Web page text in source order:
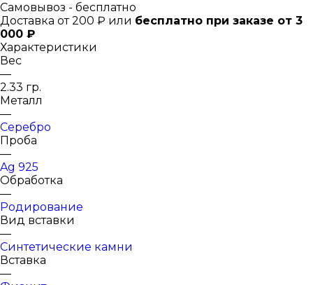
Самовывоз - бесплатно
Доставка от 200 ₽ или бесплатно при заказе от 3
000 ₽
Характеристики
Вес
—
2.33 гр.
Металл
—
Серебро
Проба
—
Ag 925
Обработка
—
Родирование
Вид вставки
—
Синтетические камни
Вставка
—